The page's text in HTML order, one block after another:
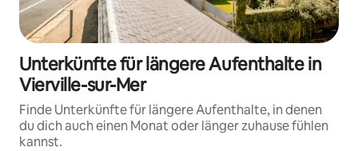
Unterkünfte für längere Aufenthalte in
Vierville-sur-Mer
Finde Unterkünfte für längere Aufenthalte, in denen
du dich auch einen Monat oder länger zuhause fühlen
kannst.